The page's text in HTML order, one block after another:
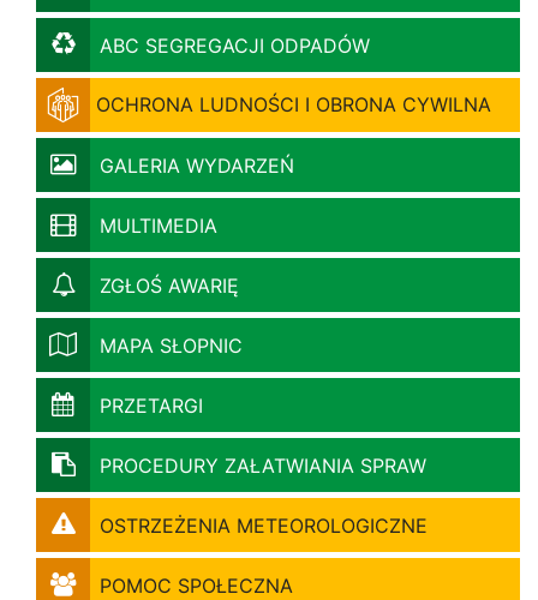
ABC SEGREGACJI ODPADÓW
OCHRONA LUDNOŚCI I OBRONA CYWILNA
GALERIA WYDARZEŃ
MULTIMEDIA
ZGŁOŚ AWARIĘ
MAPA SŁOPNIC
PRZETARGI
PROCEDURY ZAŁATWIANIA SPRAW
OSTRZEŻENIA METEOROLOGICZNE
POMOC SPOŁECZNA